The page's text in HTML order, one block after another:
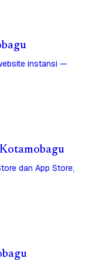
instansi —
dan App Store,